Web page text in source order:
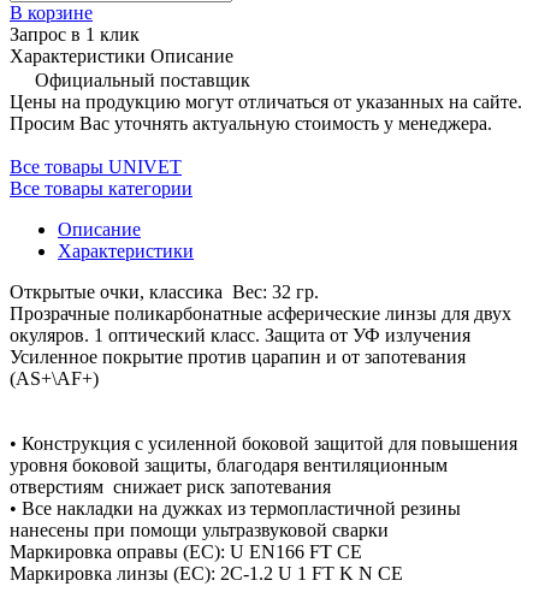
В корзине
Запрос в 1 клик
Характеристики Описание
Официальный поставщик
Цены на продукцию могут отличаться от указанных на сайте.
Просим Вас уточнять актуальную стоимость у менеджера.
Все товары UNIVET
Все товары категории
Описание
Характеристики
Открытые очки, классика Вес: 32 гр.
Прозрачные поликарбонатные асферические линзы для двух
окуляров. 1 оптический класс. Защита от УФ излучения
Усиленное покрытие против царапин и от запотевания
(AS+\AF+)
• Конструкция с усиленной боковой защитой для повышения
уровня боковой защиты, благодаря вентиляционным
отверстиям снижает риск запотевания
• Все накладки на дужках из термопластичной резины
нанесены при помощи ультразвуковой сварки
Маркировка оправы (ЕС): U EN166 FT CE
Маркировка линзы (ЕС): 2C-1.2 U 1 FT K N CE